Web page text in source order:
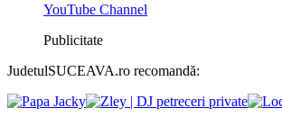
YouTube Channel
Publicitate
JudetulSUCEAVA.ro recomandă: